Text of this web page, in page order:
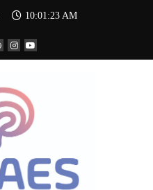
10:01:24 AM